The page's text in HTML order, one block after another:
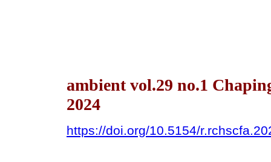
ambient vol.29 no.1
2024
https://doi.org/10.5154/